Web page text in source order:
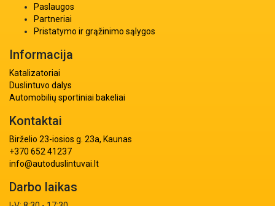
Paslaugos
Partneriai
Pristatymo ir grąžinimo sąlygos
Informacija
Katalizatoriai
Duslintuvo dalys
Automobilių sportiniai bakeliai
Kontaktai
Birželio 23-iosios g. 23a, Kaunas
+370 652 41237
info@autoduslintuvai.lt
Darbo laikas